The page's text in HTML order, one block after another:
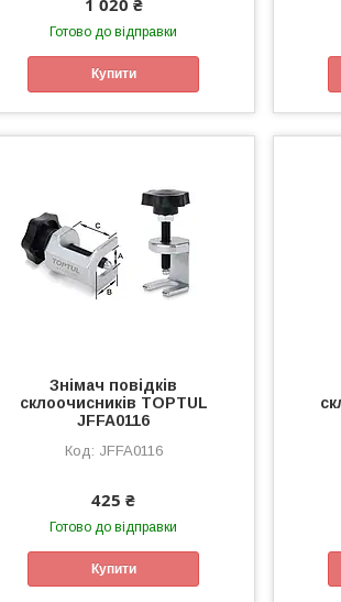
Готово до відправки
Купити
Знімач повідків
склоочисників TOPTUL
JFFA0116
JFFA0116
425 ₴
Готово до відправки
Купити